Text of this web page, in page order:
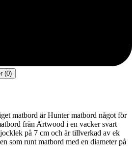
(0)
matbord är Hunter matbord något för
från Artwood i en vacker svart
på 7 cm och är tillverkad av ek
som runt matbord med en diameter på